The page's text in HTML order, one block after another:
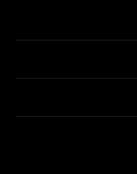
Inspiratie
Disclaimer
Verzendbeleid